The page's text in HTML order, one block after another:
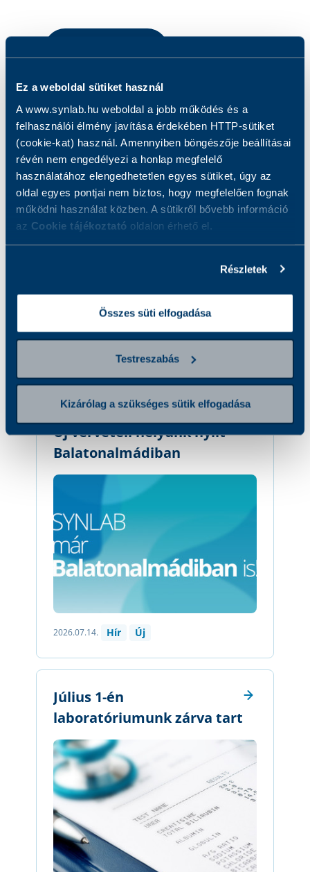
Ez a weboldal sütiket használ
A www.synlab.hu weboldal a jobb működés és a
felhasználói élmény javítása érdekében HTTP-sütiket
(cookie-kat) használ. Amennyiben böngészője beállításai
révén nem engedélyezi a honlap megfelelő
használatához elengedhetetlen egyes sütiket, úgy az
oldal egyes pontjai nem biztos, hogy megfelelően fognak
működni használat közben. A sütikről bővebb információ
az Cookie tájékoztató oldalon érhető el.
Részletek
Összes süti elfogadása
Testreszabás
Kizárólag a szükséges sütik elfogadása
MEGOSZTÁS
Hírek, aktualitások
ÖSSZES BEJEGYZÉS
Új vérvételi helyünk nyílt
Balatonalmádiban
2026.07.14. Hír Új
Július 1-én
laboratóriumunk zárva tart